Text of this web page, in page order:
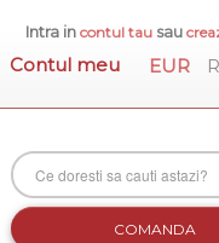
Intra in contul tausau
Contul meu EUR
COMANDA